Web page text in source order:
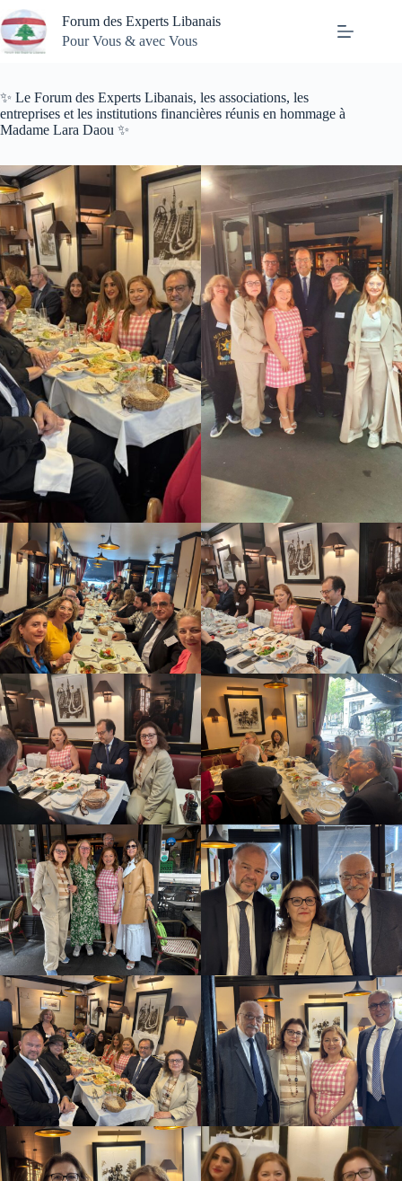
Passer
au
contenu
Forum des Experts Libanais
Pour Vous & avec Vous
✨ Le Forum des Experts Libanais, les associations, les
entreprises et les institutions financières réunis en hommage à
Madame Lara Daou ✨